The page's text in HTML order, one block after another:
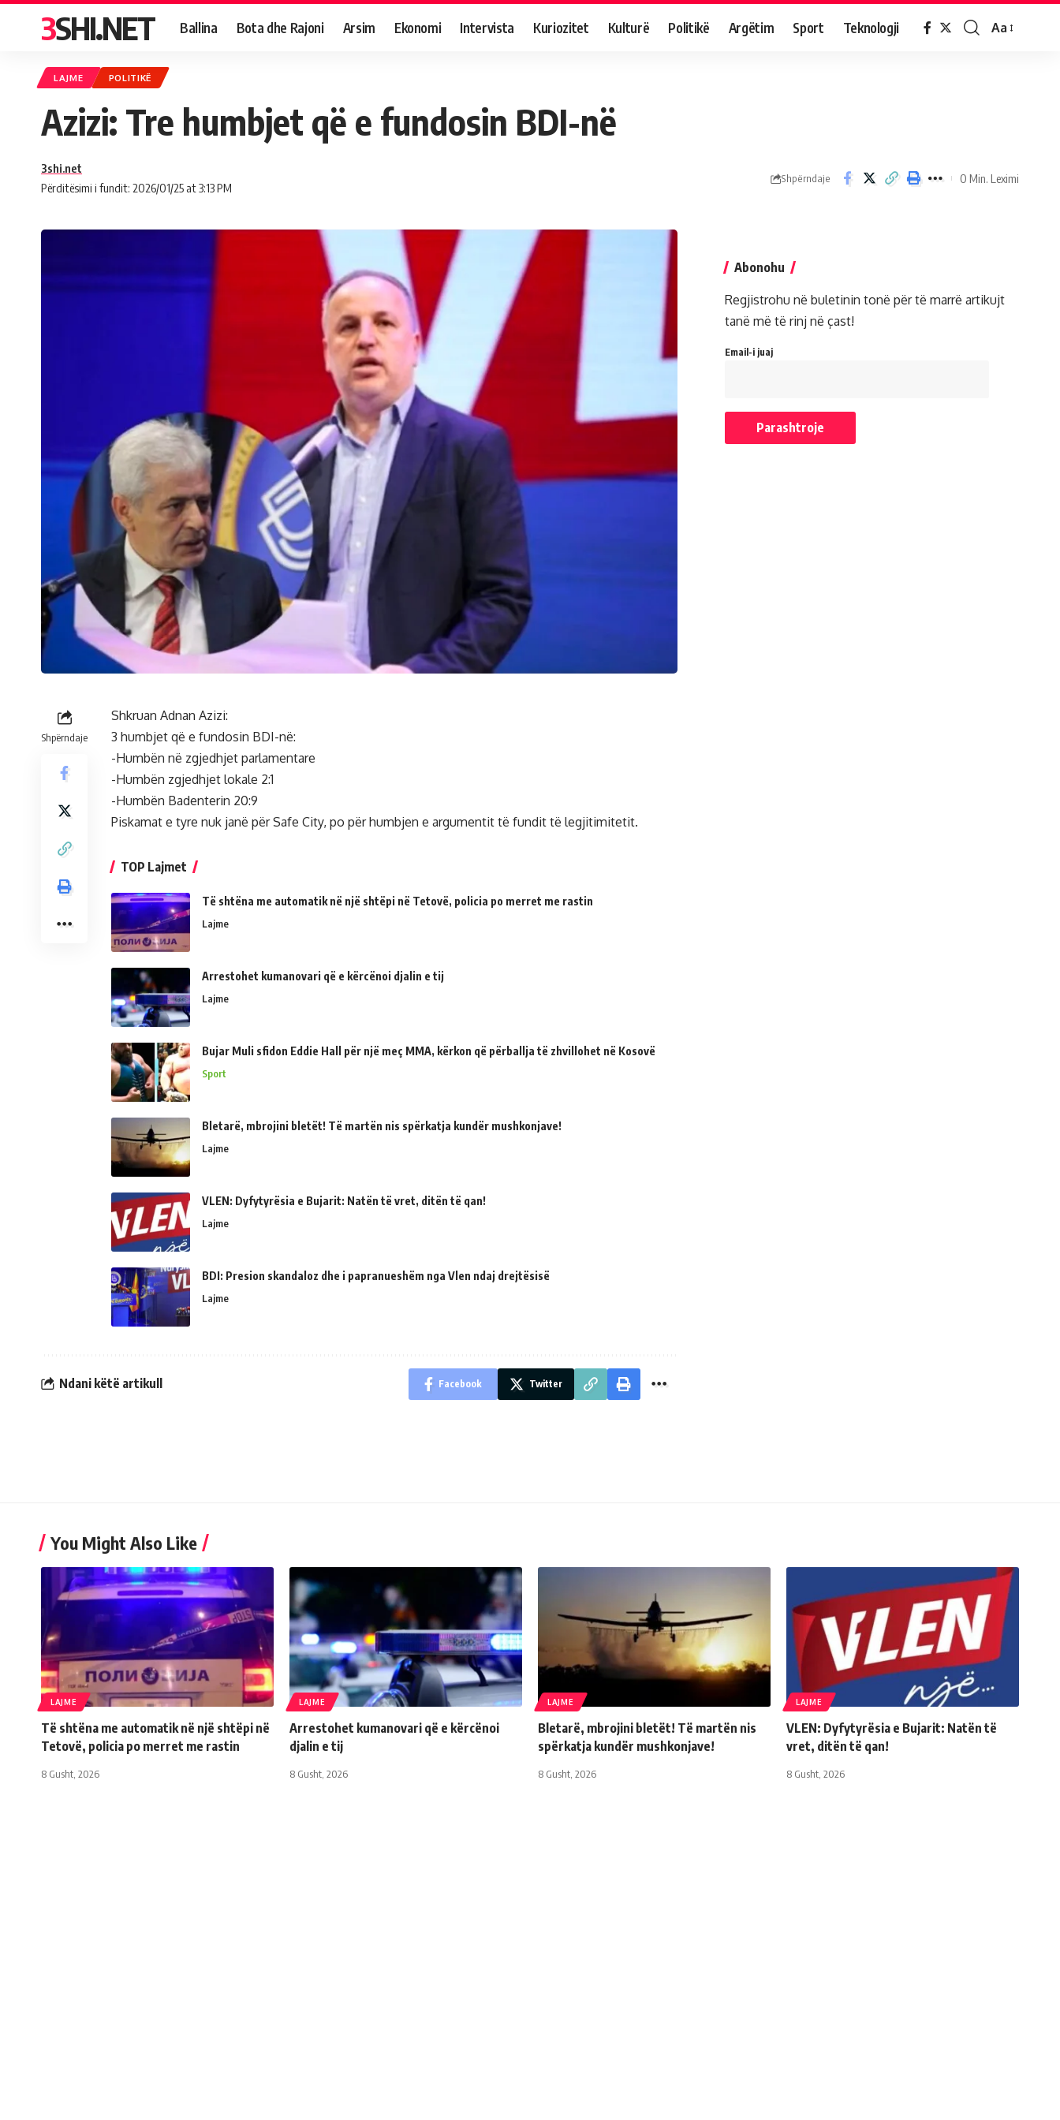
3SHI.NET Ballina Bota dhe Rajoni Arsim Ekonomi Intervista Kuriozitet Kulturë Politikë Argëtim Sport Teknologji Aa
LAJME POLITIKË
Azizi: Tre humbjet që e fundosin BDI-në
Përditësimi i fundit: 2026/01/25 at 3:13 PM
3shi.net
Shpërndaje 0 Min. Leximi
Shpërndaje
Shkruan Adnan Azizi:
3 humbjet që e fundosin BDI-në:
-Humbën në zgjedhjet parlamentare
-Humbën zgjedhjet lokale 2:1
-Humbën Badenterin 20:9
Piskamat e tyre nuk janë për Safe City, po për humbjen e argumentit të fundit të legjitimitetit.
TOP Lajmet
Të shtëna me automatik në një shtëpi në Tetovë, policia po merret me rastin
Lajme
Arrestohet kumanovari që e kërcënoi djalin e tij
Lajme
Bujar Muli sfidon Eddie Hall për një meç MMA, kërkon që përballja të zhvillohet në Kosovë
Sport
Bletarë, mbrojini bletët! Të martën nis spërkatja kundër mushkonjave!
Lajme
VLEN: Dyfytyrësia e Bujarit: Natën të vret, ditën të qan!
Lajme
BDI: Presion skandaloz dhe i papranueshëm nga Vlen ndaj drejtësisë
Lajme
Ndani këtë artikull Facebook Twitter
Abonohu
Regjistrohu në buletinin tonë për të marrë artikujt
tanë më të rinj në çast!
Email-i juaj
You Might Also Like
LAJME
Të shtëna me automatik në një shtëpi në
Tetovë, policia po merret me rastin
8 Gusht, 2026
LAJME
Arrestohet kumanovari që e kërcënoi
djalin e tij
8 Gusht, 2026
LAJME
Bletarë, mbrojini bletët! Të martën nis
spërkatja kundër mushkonjave!
8 Gusht, 2026
LAJME
VLEN: Dyfytyrësia e Bujarit: Natën të
vret, ditën të qan!
8 Gusht, 2026